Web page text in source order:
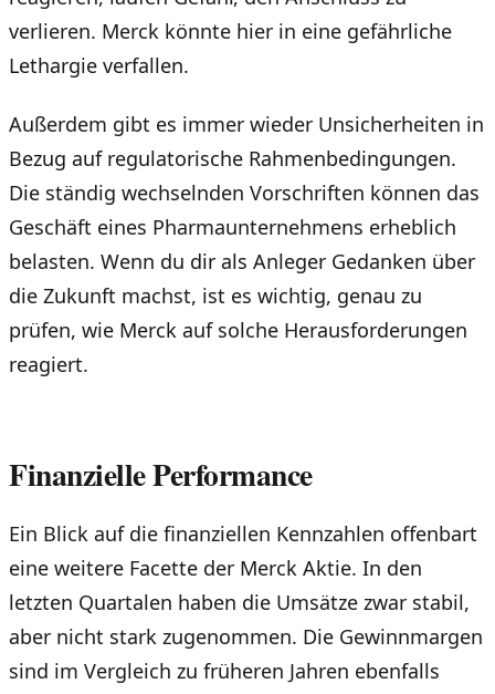
verlieren. Merck könnte hier in eine gefährliche
Lethargie verfallen.
Außerdem gibt es immer wieder Unsicherheiten in
Bezug auf regulatorische Rahmenbedingungen.
Die ständig wechselnden Vorschriften können das
Geschäft eines Pharmaunternehmens erheblich
belasten. Wenn du dir als Anleger Gedanken über
die Zukunft machst, ist es wichtig, genau zu
prüfen, wie Merck auf solche Herausforderungen
reagiert.
Finanzielle Performance
Ein Blick auf die finanziellen Kennzahlen offenbart
eine weitere Facette der Merck Aktie. In den
letzten Quartalen haben die Umsätze zwar stabil,
aber nicht stark zugenommen. Die Gewinnmargen
sind im Vergleich zu früheren Jahren ebenfalls